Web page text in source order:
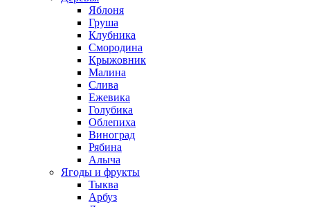
Яблоня
Груша
Клубника
Смородина
Крыжовник
Малина
Слива
Ежевика
Голубика
Облепиха
Виноград
Рябина
Алыча
Ягоды и фрукты
Тыква
Арбуз